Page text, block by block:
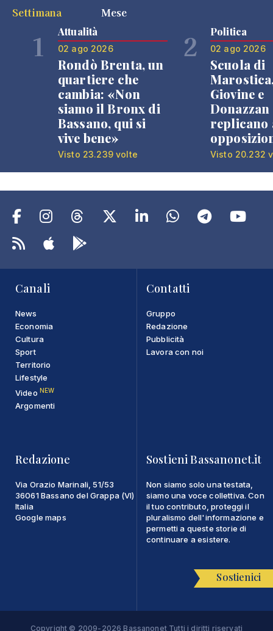
Settimana
Mese
1 Attualità
02 ago 2026
Rondò Brenta, un
quartiere che
cambia: «Non
siamo il Bronx di
Bassano, qui si
vive bene»
Visto 23.239 volte
2 Politica
02 ago 2026
Scuola di
Giovine e
Donazzan
replicano
Visto 20.232
Canali
News
Economia
Cultura
Sport
Territorio
Lifestyle
Video NEW
Argomenti
Contatti
Gruppo
Redazione
Pubblicità
Lavora con noi
Redazione
Via Orazio Marinali, 51/53
36061 Bassano del Grappa (VI)
Italia
Google maps
Sostieni Bassanonet.it
Non siamo solo una testata,
siamo una voce collettiva. Con
il tuo contributo, proteggi il
pluralismo dell'informazione e
permetti a queste storie di
continuare a esistere.
Sostienici
Copyright © 2009-2026 Bassanonet Tutti i diritti riservati